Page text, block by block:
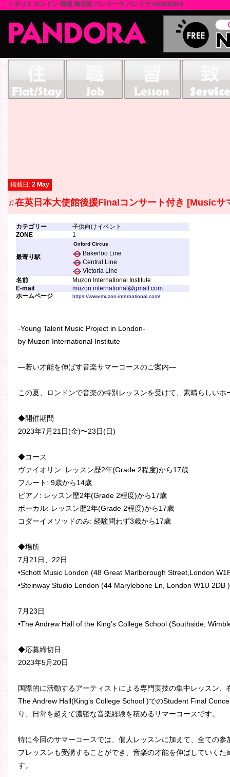
イギリス ロンドン 情報 掲示板 パンドーラ パンドラ PANDORA
掲載日: 2 May
♫在英日本大使館後援Finalコンサート付き [Musicサ
カテゴリー
子供向けイベント
ZONE
1
最寄り駅
Oxford Circus
Bakerloo Line
Central Line
Victoria Line
名前
Muzon International Institute
E-mail
muzon.international@gmail.com
ホームページ
https://www.muzon-international.com/
-Young Talent Music Project in London-
by Muzon International Institute
—若い才能を伸ばす音楽サマーコースのご案内—
この夏、ロンドンで音楽の特別レッスンを受けて、素晴らしい
◆開催期間
2023年7月21日(金)〜23日(日)
◆コース
ヴァイオリン: レッスン歴2年(Grade 2程度)から17歳
フルート: 9歳から14歳
ピアノ: レッスン歴2年(Grade 2程度)から17歳
ボーカル: レッスン歴2年(Grade 2程度)から17歳
コダーイメソッドのみ: 経験問わず3歳から17歳
◆場所
7月21日、22日
•Schott Music London (48 Great Marlborough Street,London
•Steinway Studio London (44 Marylebone Ln, London W1U 2DB )
7月23日
•The Andrew Hall of the King’s College School (Southside,
◆応募締切日
2023年5月20日
国際的に活動するアーティストによる専門実技の集中レッスン
The Andrew Hall(King’s College School )でのStudent Final
り、日常を超えて濃密な音楽経験を積めるサマーコースです。
特に今回のサマーコースでは、個人レッスンに加えて、全ての
プレッスンも受講することができ、音楽の才能を伸ばしていく
す。